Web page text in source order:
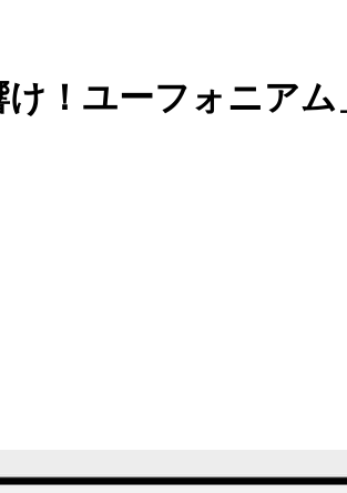
け！ユーフォニアム